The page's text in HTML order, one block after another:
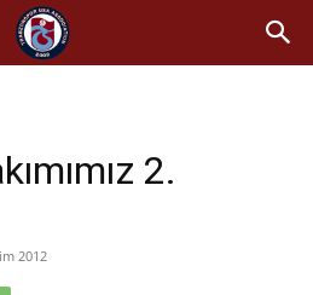
2.
2012